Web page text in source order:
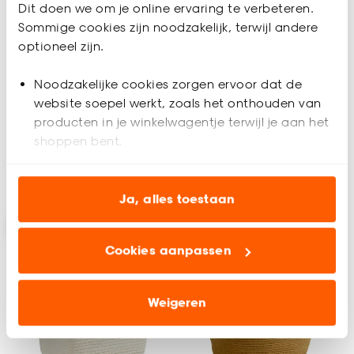
Dit doen we om je online ervaring te verbeteren.
Sommige cookies zijn noodzakelijk, terwijl andere
optioneel zijn.
Noodzakelijke cookies zorgen ervoor dat de
website soepel werkt, zoals het onthouden van
producten in je winkelwagentje terwijl je aan het
shoppen bent.
Analytische cookies (optioneel) helpen ons de
website te verbeteren voor jou en al onze andere
Marketing cookies (optioneel) laten jou
relevante informatie en aanbiedingen zien op
advertenties en communicatie.
Klik op ‘Ja, alles toestaan’ om gebruik te maken
Ja, alles toestaan
Cookies aanpassen
Weigeren
Opbergmand Vilt
38x18,5x10cm
(0)
10.
-
Binnen 2-3 werkdagen bezorgd
(0)
10.-
Binnen 2-3 werkdagen bezorgd